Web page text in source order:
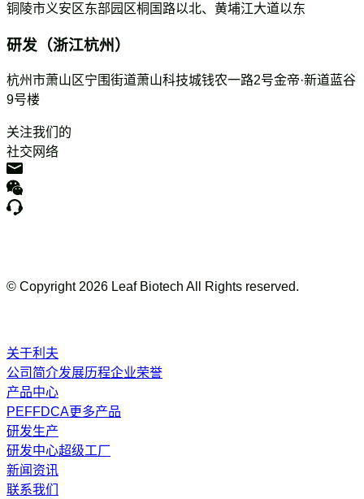
铜陵市义安区东部园区桐国路以北、黄埔江大道以东
研发（浙江杭州）
杭州市萧山区宁围街道萧山科技城钱农一路2号金帝·新道蓝谷
9号楼
关注我们的
社交网络
© Copyright 2026 Leaf Biotech All Rights reserved.
关于利夫
公司简介发展历程企业荣誉
产品中心
PEFFDCA更多产品
研发生产
研发中心超级工厂
新闻资讯
联系我们